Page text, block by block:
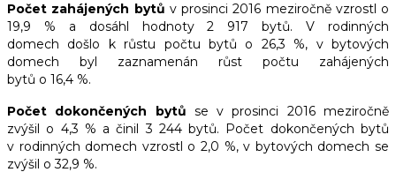
Počet zahájených bytů v prosinci 2016 meziročně vzrostl o
19,9 % a dosáhl hodnoty 2 917 bytů. V rodinných
domech došlo k růstu počtu bytů o 26,3 %, v bytových
domech byl zaznamenán růst počtu zahájených
bytů o 16,4 %.
Počet dokončených bytů se v prosinci 2016 meziročně
zvýšil o 4,3 % a činil 3 244 bytů. Počet dokončených bytů
v rodinných domech vzrostl o 2,0 %, v bytových domech se
zvýšil o 32,9 %.